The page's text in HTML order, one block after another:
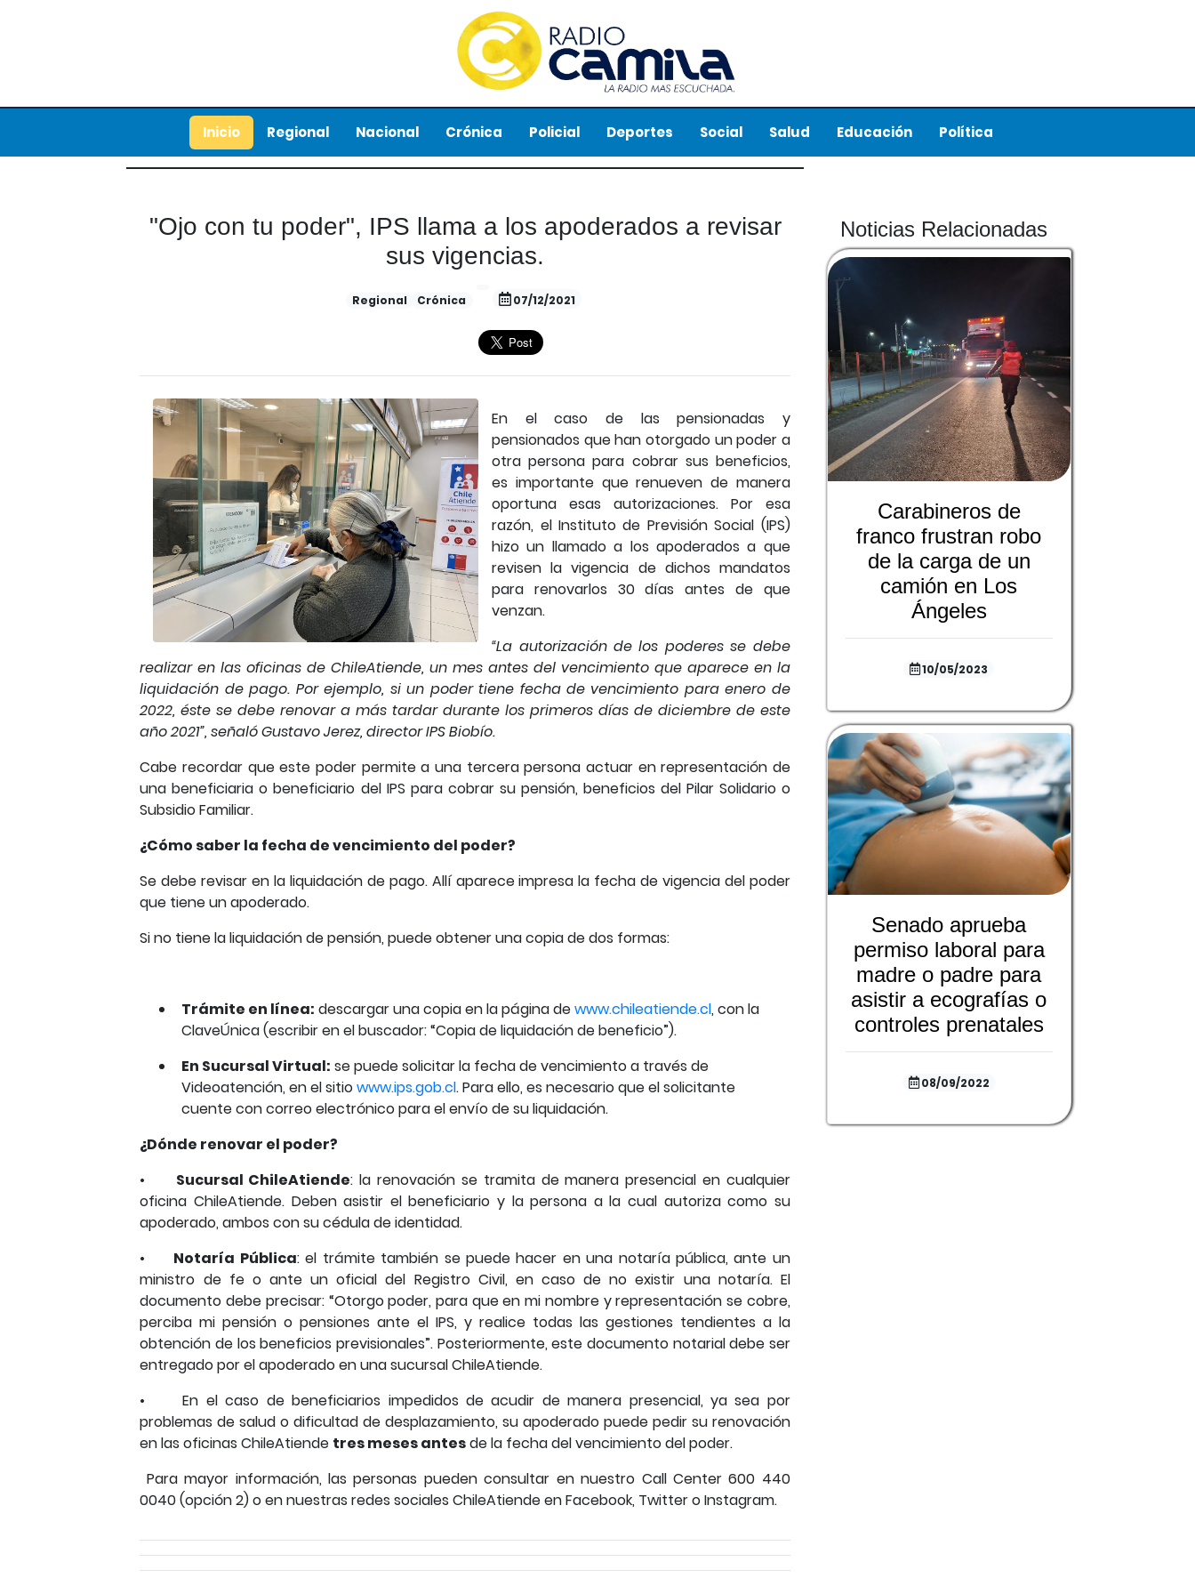
Inicio Regional Nacional Crónica Policial Deportes Social Salud Educación Política
"Ojo con tu poder", IPS llama a los apoderados a revisar
sus vigencias.
Regional Crónica 07/12/2021
En el caso de las pensionadas y
pensionados que han otorgado un poder a
otra persona para cobrar sus beneficios,
es importante que renueven de manera
oportuna esas autorizaciones. Por esa
razón, el Instituto de Previsión Social (IPS)
hizo un llamado a los apoderados a que
revisen la vigencia de dichos mandatos
para renovarlos 30 días antes de que
venzan.
“La autorización de los poderes se debe
realizar en las oficinas de ChileAtiende, un mes antes del vencimiento que aparece en la
liquidación de pago. Por ejemplo, si un poder tiene fecha de vencimiento para enero de
2022, éste se debe renovar a más tardar durante los primeros días de diciembre de este
año 2021”, señaló Gustavo Jerez, directorIPS Biobío.
Cabe recordar que este poder permite a una tercera persona actuar en representación de
una beneficiaria o beneficiario del IPS para cobrar su pensión, beneficios del Pilar Solidario o
Subsidio Familiar.
¿Cómo saber la fecha de vencimiento del poder?
Se debe revisar en la liquidación de pago. Allí aparece impresa la fecha de vigencia del poder
que tiene un apoderado.
Si no tiene la liquidación de pensión, puede obtener una copia de dos formas:
Trámite en línea: descargar una copia en la página dewww.chileatiende.cl, con la
ClaveÚnica (escribir en el buscador: “Copia de liquidación de beneficio”).
En Sucursal Virtual: se puede solicitar la fecha de vencimiento a través de
Videoatención, en el sitiowww.ips.gob.cl. Para ello, es necesario que el solicitante
cuente con correo electrónico para el envío de su liquidación.
¿Dónde renovar el poder?
• Sucursal ChileAtiende: la renovación se tramita de manera presencial en cualquier
oficina ChileAtiende. Deben asistir el beneficiario y la persona a la cual autoriza como su
apoderado, ambos con su cédula de identidad.
• Notaría Pública: el trámite también se puede hacer en una notaría pública, ante un
ministro de fe o ante un oficial del Registro Civil, en caso de no existir una notaría. El
documento debe precisar: “Otorgo poder, para que en mi nombre y representación se cobre,
perciba mi pensión o pensiones ante el IPS, y realice todas las gestiones tendientes a la
obtención de los beneficios previsionales”. Posteriormente, este documento notarial debe ser
entregado por el apoderado en una sucursal ChileAtiende.
• En el caso de beneficiarios impedidos de acudir de manera presencial, ya sea por
problemas de salud o dificultad de desplazamiento, su apoderado puede pedir su renovación
en las oficinas ChileAtiende tres meses antesde la fecha del vencimiento del poder.
Para mayor información, las personas pueden consultar en nuestro Call Center 600 440
0040 (opción 2) o en nuestras redes sociales ChileAtiende en Facebook, Twitter o Instagram.
Noticias Relacionadas
Carabineros de
franco frustran robo
de la carga de un
camión en Los
Ángeles
10/05/2023
Senado aprueba
permiso laboral para
madre o padre para
asistir a ecografías o
controles prenatales
08/09/2022